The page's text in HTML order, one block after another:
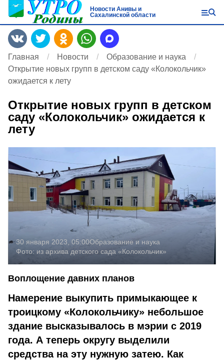
Новости Анивы и
Сахалинской области
Главная Новости
Образование и наука
Открытие новых групп в детском саду «Колокольчик»
ожидается к лету
Открытие новых групп в детском
саду «Колокольчик» ожидается к
лету
30 января 2023, 05:00Образование и наука
Фото: из архива детского сада «Колокольчик»
Воплощение давних планов
Намерение выкупить примыкающее к
тро­ицкому «Колокольчику» небольшое
здание высказывалось в мэрии с 2019
года. А теперь округу выделили
средства на эту нужную затею. Как